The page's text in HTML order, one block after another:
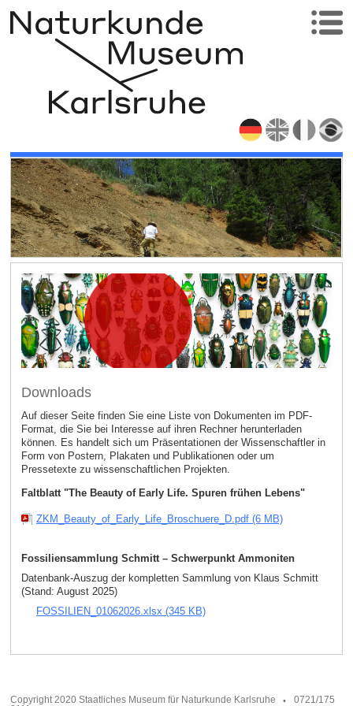
Downloads
Auf dieser Seite finden Sie eine Liste von Dokumenten im PDF-
Format, die Sie bei Interesse auf ihren Rechner herunterladen
können. Es handelt sich um Präsentationen der Wissenschaftler in
Form von Postern, Plakaten und Publikationen oder um
Pressetexte zu wissenschaftlichen Projekten.
Faltblatt "The Beauty of Early Life. Spuren frühen Lebens"
ZKM_Beauty_of_Early_Life_Broschuere_D.pdf (6 MB)
Fossiliensammlung Schmitt – Schwerpunkt Ammoniten
Datenbank-Auszug der kompletten Sammlung von Klaus Schmitt
(Stand: August 2025)
FOSSILIEN_01062026.xlsx (345 KB)
Copyright 2020 Staatliches Museum für Naturkunde Karlsruhe
0721/175